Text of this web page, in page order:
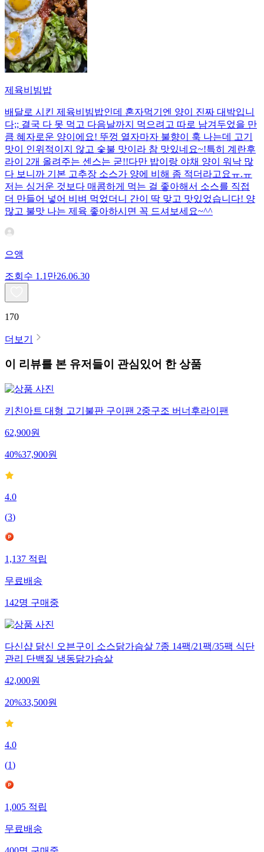
제육비빔밥
배달로 시킨 제육비빔밥인데 혼자먹기엔 양이 진짜 대박입니
다;; 결국 다 못 먹고 다음날까지 먹으려고 따로 남겨두었을 만
큼 혜자로운 양이에요! 뚜껑 열자마자 불향이 훅 나는데 고기
맛이 인위적이지 않고 숯불 맛이라 참 맛있네요~!특히 계란후
라이 2개 올려주는 센스는 굳!! ​다만 밥이랑 야채 양이 워낙 많
다 보니까 기본 고추장 소스가 양에 비해 좀 적더라고요ㅠ.ㅠ
저는 싱거운 것보다 매콤하게 먹는 걸 좋아해서 소스를 직접
더 만들어 넣어 비벼 먹었더니 간이 딱 맞고 맛있었습니다! 양
많고 불맛 나는 제육 좋아하시면 꼭 드셔보세요~^^
으앵
조회수 1.1만26.06.30
170
더보기
이 리뷰를 본 유저들이 관심있어 한 상품
키친아트 대형 고기불판 구이팬 2중구조 버너후라이팬
62,900원
40%37,900원
4.0
(3)
1,137 적립
무료배송
142명 구매중
다신샵 닭신 오븐구이 소스닭가슴살 7종 14팩/21팩/35팩 식단
관리 단백질 냉동닭가슴살
42,000원
20%33,500원
4.0
(1)
1,005 적립
무료배송